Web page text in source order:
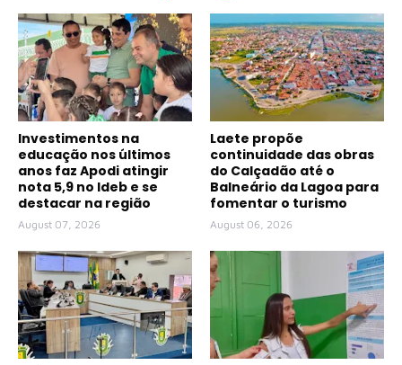
Investimentos na
educação nos últimos
anos faz Apodi atingir
nota 5,9 no Ideb e se
destacar na região
August 07, 2026
Laete propõe
continuidade das obras
do Calçadão até o
Balneário da Lagoa para
fomentar o turismo
August 06, 2026